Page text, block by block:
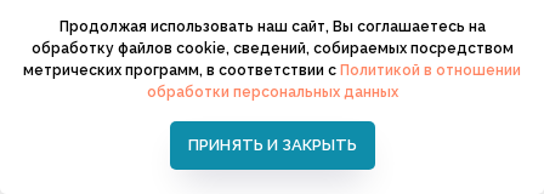
Заказать бесплатный
замер в день обращения
Продолжая использовать наш сайт, Вы соглашаетесь на
обработку файлов cookie, сведений, собираемых посредством
метрических программ, в соответствии с Политикой в отношении
обработки персональных данных
ПРИНЯТЬ И ЗАКРЫТЬ